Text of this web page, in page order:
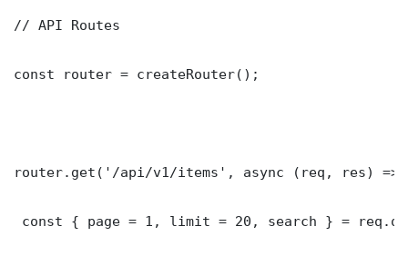
// API Routes
const router = createRouter();
router.get('/api/v1/items', async (req, res) =>
const { page = 1, limit = 20, search } =